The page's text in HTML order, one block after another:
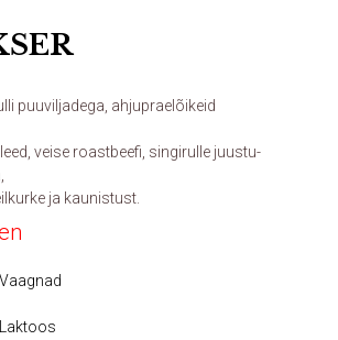
puuviljadega, ahjupraelõikeid
veise roastbeefi, singirulle juustu-
ja kaunistust.
Vaagnad
Laktoos